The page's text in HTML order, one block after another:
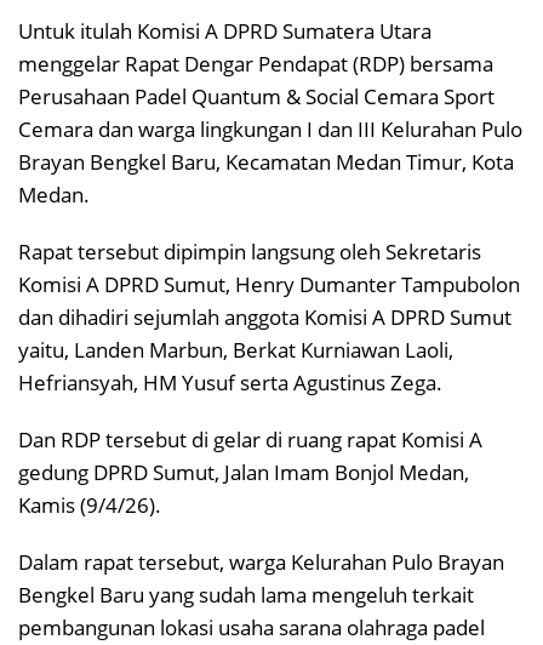
Untuk itulah Komisi A DPRD Sumatera Utara
menggelar Rapat Dengar Pendapat (RDP) bersama
Perusahaan Padel Quantum & Social Cemara Sport
Cemara dan warga lingkungan I dan III Kelurahan Pulo
Brayan Bengkel Baru, Kecamatan Medan Timur, Kota
Medan.
Rapat tersebut dipimpin langsung oleh Sekretaris
Komisi A DPRD Sumut, Henry Dumanter Tampubolon
dan dihadiri sejumlah anggota Komisi A DPRD Sumut
yaitu, Landen Marbun, Berkat Kurniawan Laoli,
Hefriansyah, HM Yusuf serta Agustinus Zega.
Dan RDP tersebut di gelar di ruang rapat Komisi A
gedung DPRD Sumut, Jalan Imam Bonjol Medan,
Kamis (9/4/26).
Dalam rapat tersebut, warga Kelurahan Pulo Brayan
Bengkel Baru yang sudah lama mengeluh terkait
pembangunan lokasi usaha sarana olahraga padel